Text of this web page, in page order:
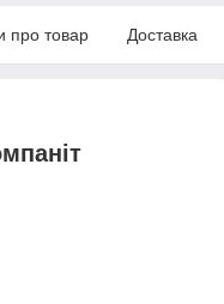
про товар Доставка